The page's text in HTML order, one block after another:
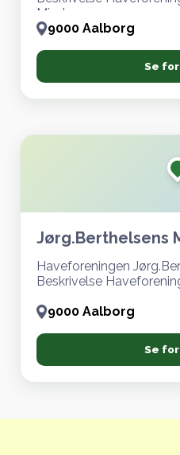
Mind
9000 Aalborg
Se
Jørg.Berthelsens
Haveforeningen
Beskrivelse
9000 Aalborg
Se